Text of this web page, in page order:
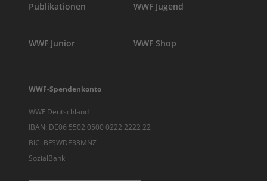
Publikationen WWF Jugend
WWF Junior WWF Shop
WWF-Spendenkonto
WWF Deutschland
IBAN: DE06 5502 0500 0222 2222 22
BIC: BFSWDE33MNZ
SozialBank